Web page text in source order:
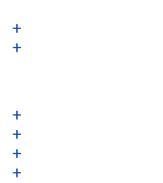
+
+
+
+
+
+